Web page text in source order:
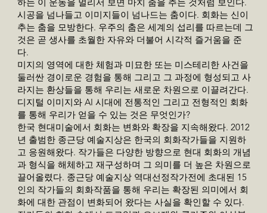
하는 이 운동을 멀리서 보면 마치 춤을 추는 것처럼 보인다.
시공을 넘나들고 이미지들이 넘나드는 춤이다. 회화는 신이
추는 춤을 모방한다. 우주의 춤은 세계의 섭리를 따르는데 그
것은 곧 생사를 초월한 자유와 더불어 시각적 즐거움을 준
다.
미지의 영역에 대한 체험과 미묘한 또는 미스테리한 사건을
둘러싼 경이로운 경험을 통해 그리고 그 과정에 형성되고 사
라지는 환상들을 통해 우리는 새로운 차원으로 이끌려간다.
디지털 이미지와 AI 시대에 전통적인 그리고 전형적인 회화
를 통해 우리가 얻을 수 있는 것은 무엇인가?
한국 현대미술에서 회화는 변화와 확장을 지속해왔다. 2012
년 출범한 종근당 예술지상은 한국의 회화작가들을 지원하
고 응원해왔다. 작가들은 다양한 방향으로 현대 회화의 개념
과 형식을 해체하고 재구성하며 그 의미를 더 높은 차원으로
끌어올렸다. 종근당 예술지상 역대선정작가전에 초대된 15
인의 작가들의 회화작품을 통해 우리는 확장된 의미에서 회
화에 대한 관점이 변화되어 왔다는 사실을 확인할 수 있다.